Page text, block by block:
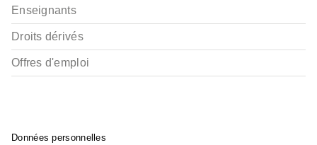
Enseignants
Droits dérivés
Offres d'emploi
Données personnelles